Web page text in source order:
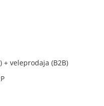
veleprodaja (B2B)